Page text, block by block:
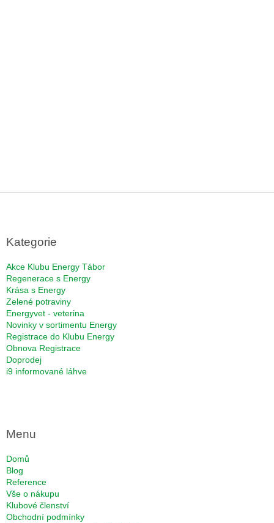
Kategorie
Akce Klubu Energy Tábor
Regenerace s Energy
Krása s Energy
Zelené potraviny
Energyvet - veterina
Novinky v sortimentu Energy
Registrace do Klubu Energy
Obnova Registrace
Doprodej
i9 informované láhve
Menu
Domů
Blog
Reference
Vše o nákupu
Klubové členství
Obchodní podmínky